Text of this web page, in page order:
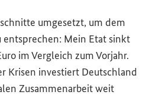
umgesetzt, um dem
entsprechen: Mein Etat sinkt
im Vergleich zum Vorjahr.
Krisen investiert Deutschland
Zusammenarbeit weit